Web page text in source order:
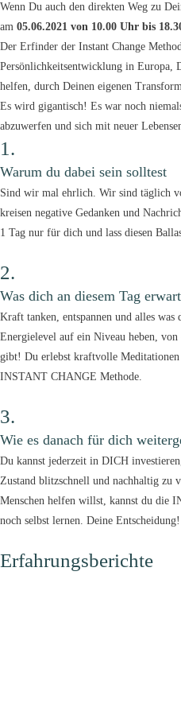
Wenn Du auch den direkten Weg zu
am 05.06.2021 von 10.00 Uhr bis
Der Erfinder der Instant Change
Persönlichkeitsentwicklung in Europa,
helfen, durch Deinen eigenen
Es wird gigantisch! Es war noch
abzuwerfen und sich mit neuer
1.
Warum du dabei sein solltest
Sind wir mal ehrlich. Wir sind täglich
kreisen negative Gedanken und
1 Tag nur für dich und lass diesen
2.
Was dich an diesem Tag
Kraft tanken, entspannen und alles
Energielevel auf ein Niveau heben, von
gibt! Du erlebst kraftvolle
INSTANT CHANGE Methode.
3.
Wie es danach für dich
Du kannst jederzeit in DICH
Zustand blitzschnell und nachhaltig zu
Menschen helfen willst, kannst du die
noch selbst lernen. Deine Entscheidung!
Erfahrungsberichte